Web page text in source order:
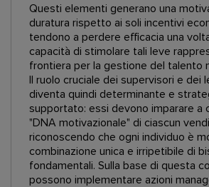
Questi elementi generano una
duratura rispetto ai soli incentivi
tendono a perdere efficacia una
capacità di stimolare tali leve
frontiera per la gestione del talento
Il ruolo cruciale dei supervisori e dei
diventa quindi determinante e
supportato: essi devono imparare a
"DNA motivazionale" di ciascun
riconoscendo che ogni individuo è
combinazione unica e irripetibile di
fondamentali. Sulla base di questa
possono implementare azioni